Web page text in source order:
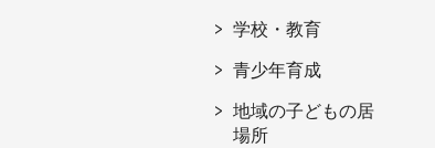
学校・教育
青少年育成
地域の子どもの居
場所